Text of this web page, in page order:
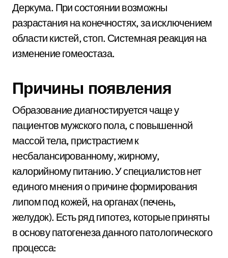
Деркума. При состоянии возможны
разрастания на конечностях, за исключением
области кистей, стоп. Системная реакция на
изменение гомеостаза.
Причины появления
Образование диагностируется чаще у
пациентов мужского пола, с повышенной
массой тела, пристрастием к
несбалансированному, жирному,
калорийному питанию. У специалистов нет
единого мнения о причине формирования
липом под кожей, на органах (печень,
желудок). Есть ряд гипотез, которые приняты
в основу патогенеза данного патологического
процесса: